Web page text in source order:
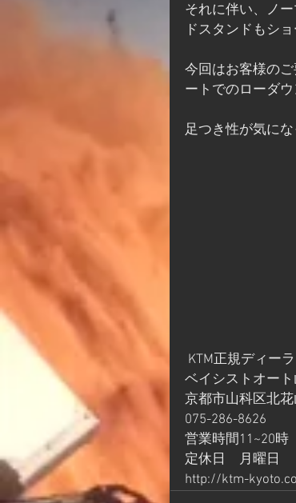
それに伴い、ノ
ドスタンドもシ
今回はお客様の
ートでのローダウ
足つき性が気に
KTM正規ディー
ベイシストオー
京都市山科区北
075-286-8626
営業時間11~20時
定休日　月曜日
http://ktm-